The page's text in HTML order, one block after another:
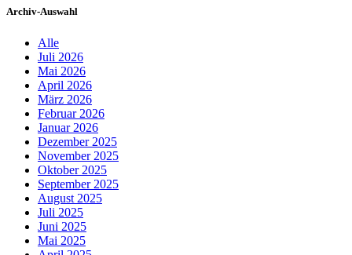
Archiv-Auswahl
Alle
Juli 2026
Mai 2026
April 2026
März 2026
Februar 2026
Januar 2026
Dezember 2025
November 2025
Oktober 2025
September 2025
August 2025
Juli 2025
Juni 2025
Mai 2025